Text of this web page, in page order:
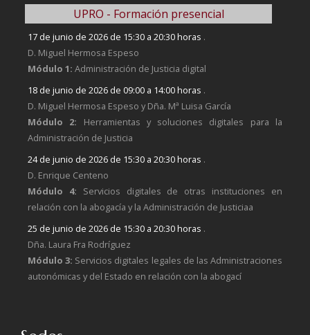
UPRO - Formación presencial
17 de junio de 2026 de 15:30 a 20:30 horas .
D. Miguel Hermosa Espeso
Módulo 1: Administración de Justicia digital
18 de junio de 2026 de 09:00 a 14:00 horas .
D. Miguel Hermosa Espeso y Dña. Mª Luisa García
Módulo 2: Herramientas y soluciones digitales para la
Administración de Justicia
24 de junio de 2026 de 15:30 a 20:30 horas .
D. Enrique Centeno
Módulo 4: Servicios digitales de otras instituciones en
relación con la abogacía y la Administración de Justiciaa
25 de junio de 2026 de 15:30 a 20:30 horas .
Dña. Laura Fra Rodríguez
Módulo 3: Servicios digitales legales de las Administraciones
autonómicas y del Estado en relación con la abogací